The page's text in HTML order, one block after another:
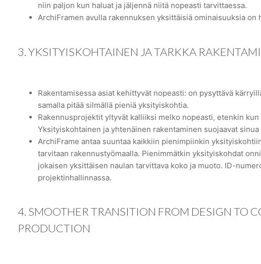
niin paljon kun haluat ja jäljennä niitä nopeasti tarvittaessa.
ArchiFramen avulla rakennuksen yksittäisiä ominaisuuksia on
3. YKSITYISKOHTAINEN JA TARKKA
Rakentamisessa asiat kehittyvät nopeasti: on pysyttävä
samalla pitää silmällä pieniä yksityiskohtia.
Rakennusprojektit yltyvät kalliiksi melko nopeasti, etenkin
Yksityiskohtainen ja yhtenäinen rakentaminen suojaavat
ArchiFrame antaa suuntaa kaikkiin pienimpiinkin
tarvitaan rakennustyömaalla. Pienimmätkin yksityiskohdat
jokaisen yksittäisen naulan tarvittava koko ja muoto. ID-
projektinhallinnassa.
4. SMOOTHER TRANSITION FROM DESIGN TO
PRODUCTION